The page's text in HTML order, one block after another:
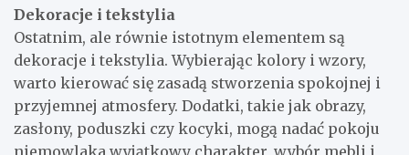
Dekoracje i tekstylia
Ostatnim, ale równie istotnym elementem są
dekoracje i tekstylia. Wybierając kolory i wzory,
warto kierować się zasadą stworzenia spokojnej i
przyjemnej atmosfery. Dodatki, takie jak obrazy,
zasłony, poduszki czy kocyki, mogą nadać pokoju
niemowlaka wyjątkowy charakter, wybór mebli i